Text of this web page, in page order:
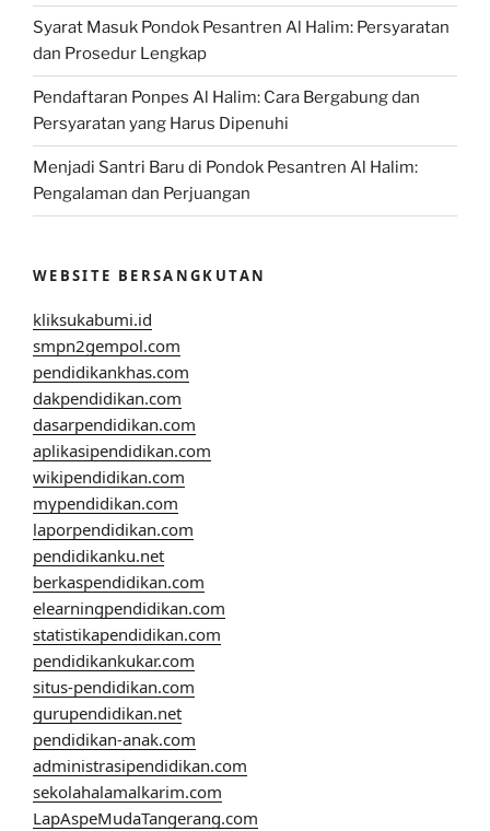
Syarat Masuk Pondok Pesantren Al Halim: Persyaratan
dan Prosedur Lengkap
Pendaftaran Ponpes Al Halim: Cara Bergabung dan
Persyaratan yang Harus Dipenuhi
Menjadi Santri Baru di Pondok Pesantren Al Halim:
Pengalaman dan Perjuangan
WEBSITE BERSANGKUTAN
kliksukabumi.id
smpn2gempol.com
pendidikankhas.com
dakpendidikan.com
dasarpendidikan.com
aplikasipendidikan.com
wikipendidikan.com
mypendidikan.com
laporpendidikan.com
pendidikanku.net
berkaspendidikan.com
elearningpendidikan.com
statistikapendidikan.com
pendidikankukar.com
situs-pendidikan.com
gurupendidikan.net
pendidikan-anak.com
administrasipendidikan.com
sekolahalamalkarim.com
LapAspeMudaTangerang.com